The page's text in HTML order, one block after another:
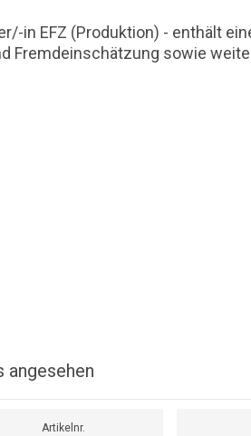
in EFZ (Produktion) - enthält
Fremdeinschätzung sowie
angesehen
Artikelnr.